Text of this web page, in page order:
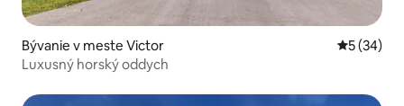
Bývanie v meste Victor
5 (34)
Luxusný horský oddych